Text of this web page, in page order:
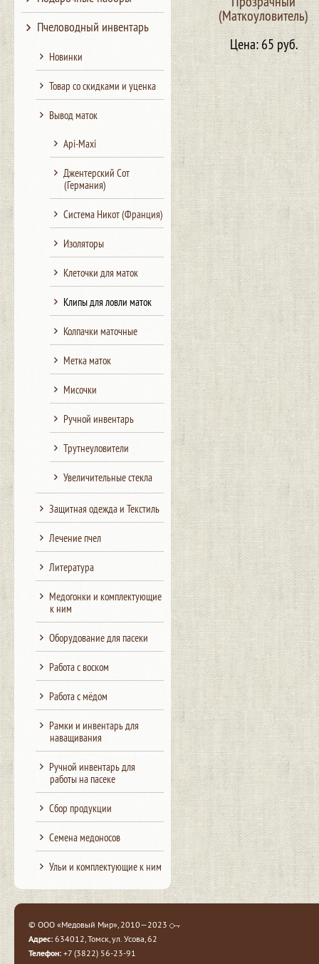
(Маткоуловитель)
Цена: 65 руб.
Пчеловодный инвентарь
Новинки
Товар со скидками и уценка
Вывод маток
Api-Maxi
Джентерский Сот
(Германия)
Система Никот (Франция)
Изоляторы
Клеточки для маток
Клипы для ловли маток
Колпачки маточные
Метка маток
Мисочки
Ручной инвентарь
Трутнеуловители
Увеличительные стекла
Защитная одежда и Текстиль
Лечение пчел
Литература
Медогонки и комплектующие
к ним
Оборудование для пасеки
Работа с воском
Работа с мёдом
Рамки и инвентарь для
наващивания
Ручной инвентарь для
работы на пасеке
Сбор продукции
Семена медоносов
Ульи и комплектующие к ним
© ООО «Медовый Мир», 2010—2023
Адрес: 634012, Томск, ул. Усова, 62
Телефон: +7 (3822) 56-23-91